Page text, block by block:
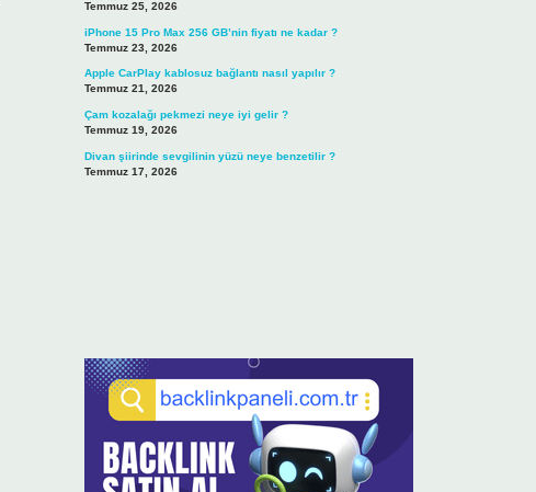
Temmuz 25, 2026
iPhone 15 Pro Max 256 GB’nin fiyatı ne kadar ?
Temmuz 23, 2026
Apple CarPlay kablosuz bağlantı nasıl yapılır ?
Temmuz 21, 2026
Çam kozalağı pekmezi neye iyi gelir ?
Temmuz 19, 2026
Divan şiirinde sevgilinin yüzü neye benzetilir ?
Temmuz 17, 2026